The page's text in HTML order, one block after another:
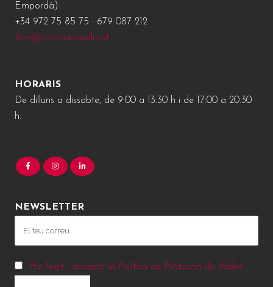
Empordà)
+34 972 75 85 75 · 679 087 212
toni@carnisseriaseli.cat
HORARIS
De dilluns a dissabte, de 9:00 a 13.30 h i de 17:00 a 20.30
h.
NEWSLETTER
He llegit i accepto la Política de Protecció de dades